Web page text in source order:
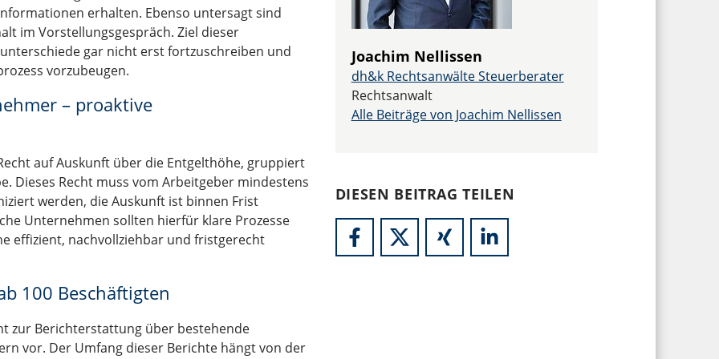
erhalten. Ebenso untersagt sind
im Vorstellungsgespräch. Ziel dieser
gar nicht erst fortzuschreiben und
vorzubeugen.
– proaktive
auf Auskunft über die Entgelthöhe, gruppiert
Dieses Recht muss vom Arbeitgeber mindestens
werden, die Auskunft ist binnen Frist
Unternehmen sollten hierfür klare Prozesse
effizient, nachvollziehbar und fristgerecht
100 Beschäftigten
zur Berichterstattung über bestehende
vor. Der Umfang dieser Berichte hängt von der
Joachim Nellissen
dh&k Rechtsanwälte Steuerberater
Rechtsanwalt
Alle Beiträge von Joachim Nellissen
DIESEN BEITRAG TEILEN